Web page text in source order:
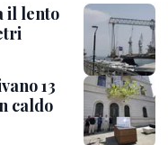
il lento
13
caldo